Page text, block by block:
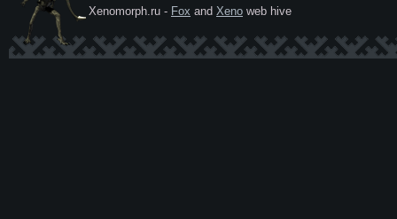
Ксеномо
Xenomorph.ru - Fox and Xeno web hive